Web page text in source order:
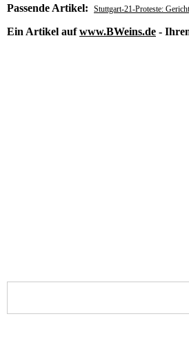
Passende Artikel:
Stuttgart-21-Proteste:
Ein Artikel aufwww.BWeins.de -